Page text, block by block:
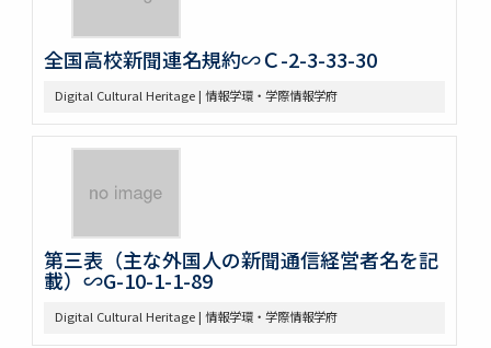
全国高校新聞連名規約∽Ｃ-2-3-33-30
Digital Cultural Heritage | 情報学環・学際情報学府
第三表（主な外国人の新聞通信経営者名を記
載）∽G-10-1-1-89
Digital Cultural Heritage | 情報学環・学際情報学府